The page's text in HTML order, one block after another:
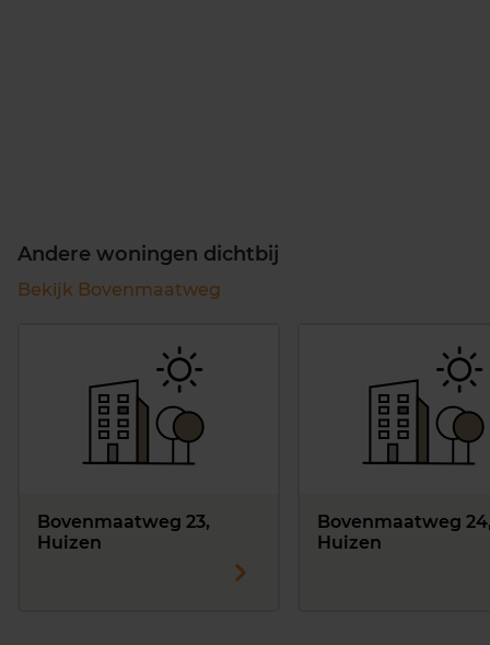
Andere woningen dichtbij
Bekijk Bovenmaatweg
Bovenmaatweg 23,
Huizen
Bovenmaatweg
Huizen